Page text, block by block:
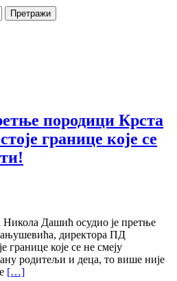
породици Крста
границе које се
Никола Дашић осудио je претње
директора ПД
границе које се не смеју
родитељи и деца, то више није
[…]